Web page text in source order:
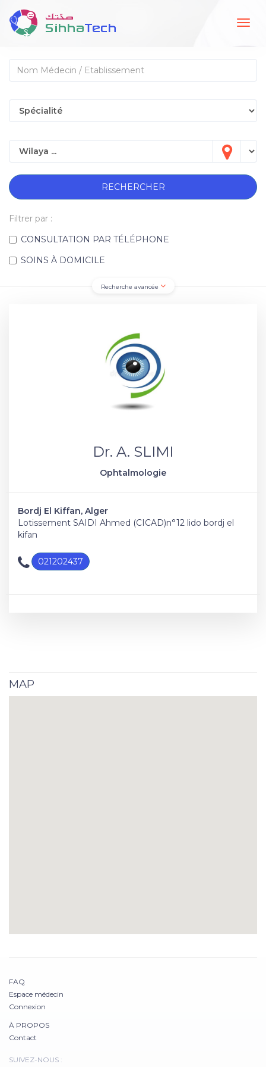
RECHERCHER
Filtrer par :
CONSULTATION PAR TÉLÉPHONE
SOINS À DOMICILE
Recherche avancée
Dr. A. SLIMI
Ophtalmologie
Bordj El Kiffan, Alger
Lotissement SAIDI Ahmed (CICAD)n°12 lido bordj el
kifan
021202437
MAP
FAQ
Espace médecin
Connexion
À PROPOS
Contact
SUIVEZ-NOUS :